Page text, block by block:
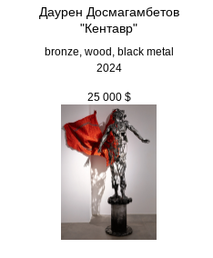
Даурен Досмагамбетов
"Кентавр"
bronze, wood, black metal
2024
25 000 $